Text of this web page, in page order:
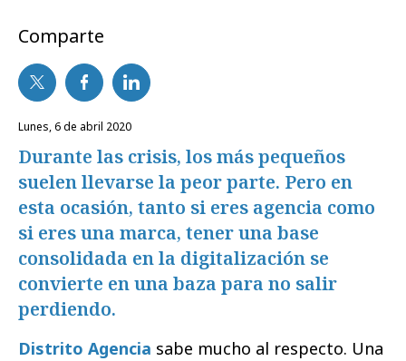
Comparte
lunes, 6 de abril 2020
Durante las crisis, los más pequeños
suelen llevarse la peor parte. Pero en
esta ocasión, tanto si eres agencia como
si eres una marca, tener una base
consolidada en la digitalización se
convierte en una baza para no salir
perdiendo.
Distrito Agencia sabe mucho al respecto. Una